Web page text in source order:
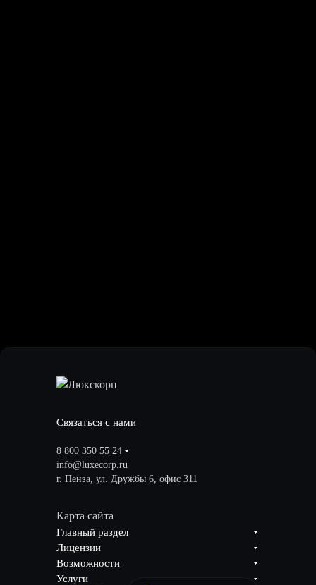
Связаться с нами
8 800 350 55 24
info@luxecorp.ru
г. Пенза, ул. Дружбы 6, офис 311
Карта сайта
Главный раздел
Лицензии
Возможности
Услуги